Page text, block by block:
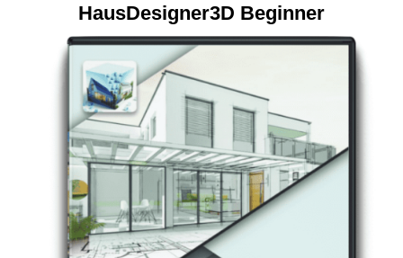
HausDesigner3D Beginner